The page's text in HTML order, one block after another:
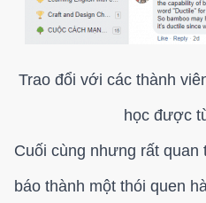
Trao đổi với các thành
học được
Cuối cùng nhưng rất quan
báo thành một thói quen